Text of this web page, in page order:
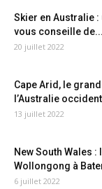
Skier en Australie :
vous conseille de...
20 juillet 2022
Cape Arid, le
l’Australie
13 juillet 2022
New South Wales
Wollongong à
6 juillet 2022